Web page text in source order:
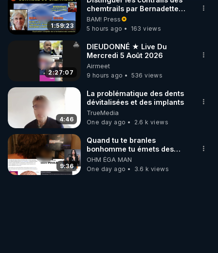
1:59:23
chemtrails par Bernadette
Bihin
BAM! Press
5 hours ago
163 views
2:27:07
DIEUDONNÉ ★ Live Du
Mercredi 5 Août 2026
Airmeet
9 hours ago
536 views
4:46
La problématique des dents
dévitalisées et des implants
TrueMedia
One day ago
2.6 k views
9:36
Quand tu te branles
bonhomme tu émets des
ondes ils ont juste omis de
t'expliquer
OHM ÉGA MAN
One day ago
3.6 k views